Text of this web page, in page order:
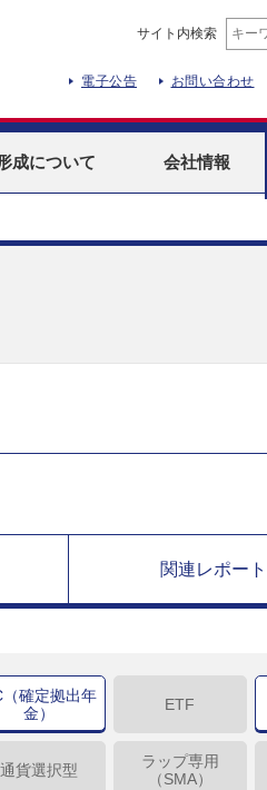
サイト内検索
電子公告 お問い合わせ
成について 会社情報
関連レポート
（確定拠出年
金）
ETF
通貨選択型
ラップ専用
（SMA）